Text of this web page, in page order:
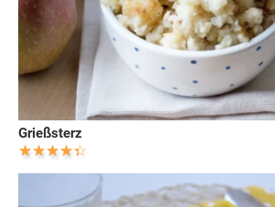
Grießsterz